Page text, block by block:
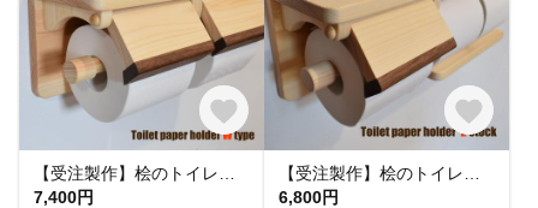
7,400円
6,800円